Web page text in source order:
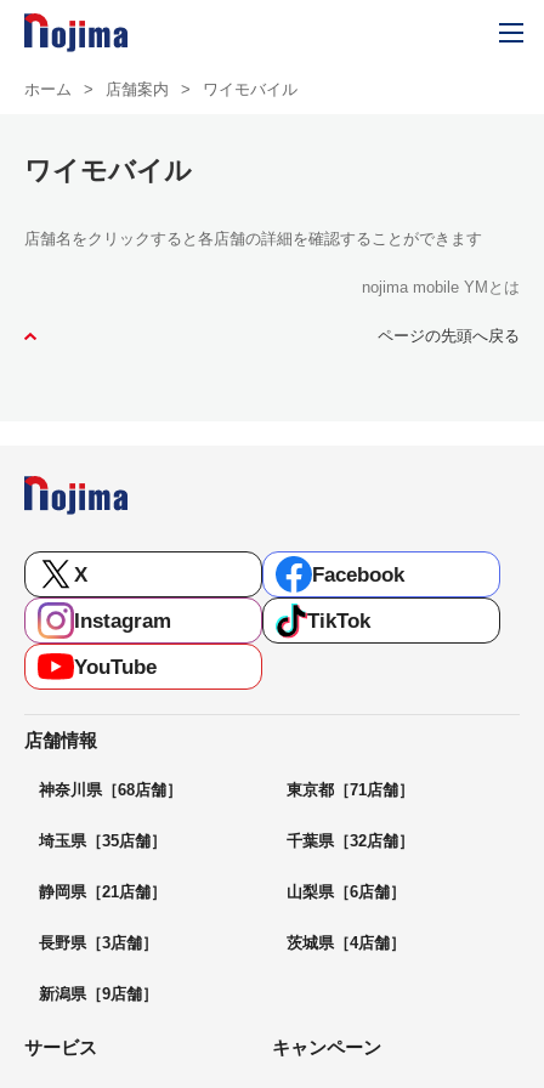
ホーム > 店舗案内 > ワイモバイル
ワイモバイル
店舗名をクリックすると各店舗の詳細を確認することができます
nojima mobile YMとは
ページの先頭へ戻る
X
Facebook
Instagram
TikTok
YouTube
店舗情報
神奈川県［68店舗］ 東京都［71店舗］
埼玉県［35店舗］ 千葉県［32店舗］
静岡県［21店舗］ 山梨県［6店舗］
長野県［3店舗］ 茨城県［4店舗］
新潟県［9店舗］
サービス キャンペーン